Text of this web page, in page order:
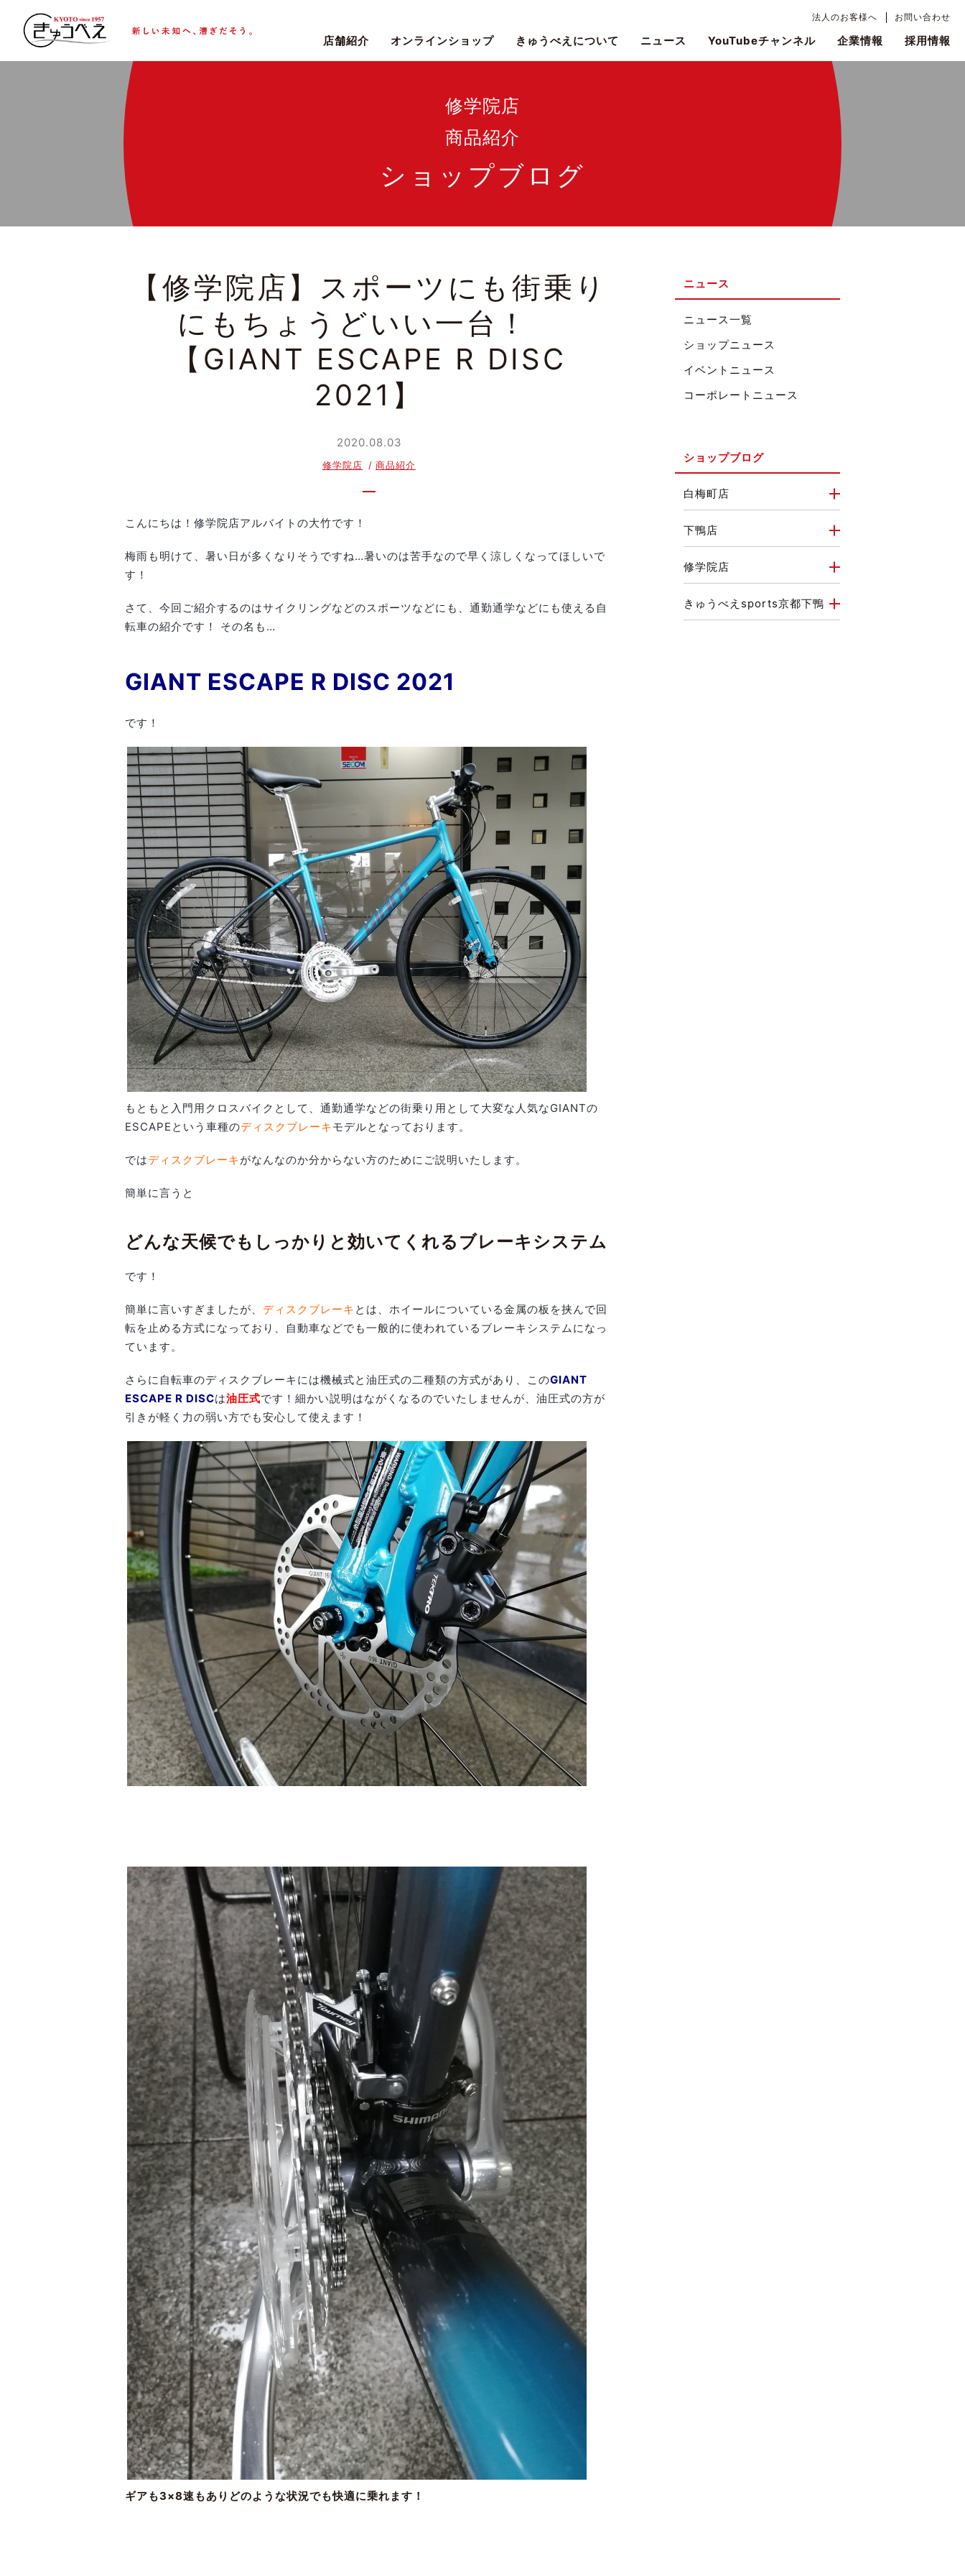
法人のお客様へ お問い合わせ
店舗紹介 オンラインショップ きゅうべえについて ニュース YouTubeチャンネル 企業情報 採用情報
修学院店
商品紹介
ショップブログ
【修学院店】スポーツにも街乗り
にもちょうどいい一台！
【GIANT ESCAPE R DISC
2021】
2020.08.03
修学院店 商品紹介
こんにちは！修学院店アルバイトの大竹です！
梅雨も明けて、暑い日が多くなりそうですね…暑いのは苦手なので早く涼しくなってほしいで
す！
さて、今回ご紹介するのはサイクリングなどのスポーツなどにも、通勤通学などにも使える自
転車の紹介です！ その名も…
GIANT ESCAPE R DISC 2021
です！
もともと入門用クロスバイクとして、通勤通学などの街乗り用として大変な人気なGIANTの
ESCAPEという車種のディスクブレーキモデルとなっております。
ではディスクブレーキがなんなのか分からない方のためにご説明いたします。
簡単に言うと
どんな天候でもしっかりと効いてくれるブレーキシステム
です！
簡単に言いすぎましたが、 ディスクブレーキ とは、ホイールについている金属の板を挟んで回
転を止める方式になっており、自動車などでも一般的に使われているブレーキシステムになっ
ています。
さらに自転車のディスクブレーキには機械式と油圧式の二種類の方式があり、このGIANT
ESCAPE R DISCは油圧式です！細かい説明はながくなるのでいたしませんが、油圧式の方が
引きが軽く力の弱い方でも安心して使えます！
ギアも3×8速もありどのような状況でも快適に乗れます！
ニュース
ニュース一覧
ショップニュース
イベントニュース
コーポレートニュース
ショップブログ
白梅町店
下鴨店
修学院店
きゅうべえsports京都下鴨